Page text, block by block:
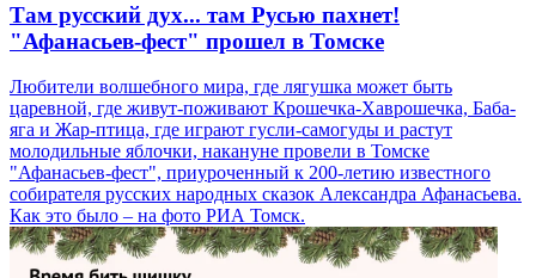
Там русский дух... там Русью пахнет!
"Афанасьев-фест" прошел в Томске
Любители волшебного мира, где лягушка может быть
царевной, где живут-поживают Крошечка-Хаврошечка, Баба-
яга и Жар-птица, где играют гусли-самогуды и растут
молодильные яблочки, накануне провели в Томске
"Афанасьев-фест", приуроченный к 200-летию известного
собирателя русских народных сказок Александра Афанасьева.
Как это было – на фото РИА Томск.